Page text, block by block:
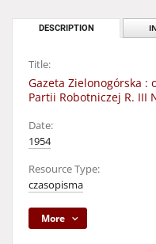
DESCRIPTION
Title:
Gazeta Zielonogórska :
Partii Robotniczej R. III
Date:
1954
Resource Type:
czasopisma
More